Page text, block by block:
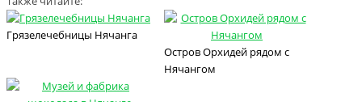
Грязелечебницы Нячанга
Остров Орхидей рядом с
Нячангом